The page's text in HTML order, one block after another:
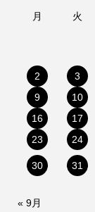
月 火
2 3
9
10
16
17
23
24
30 31
« 9月